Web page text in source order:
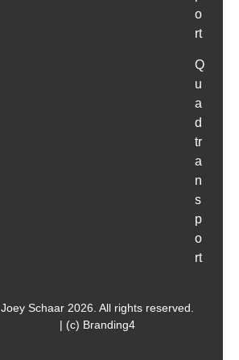
o
rt
Q
u
a
d
tr
a
n
s
p
o
rt
Joey Schaar 2026. All rights reserved.
| (c) Branding4